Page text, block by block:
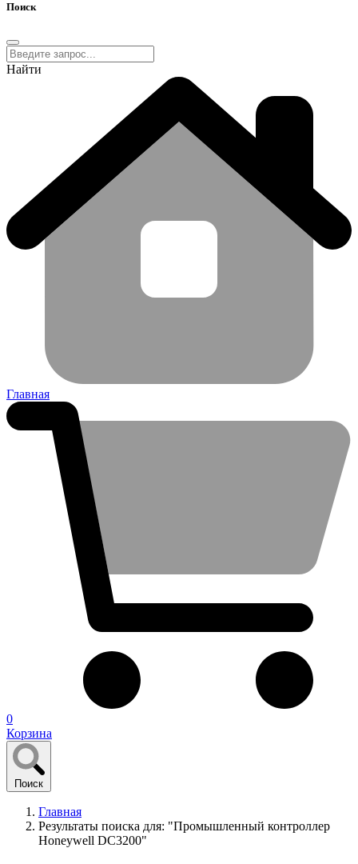
Поиск
Найти
Главная
0
Корзина
Поиск
Главная
Результаты поиска для: "Промышленный контроллер
Honeywell DC3200"